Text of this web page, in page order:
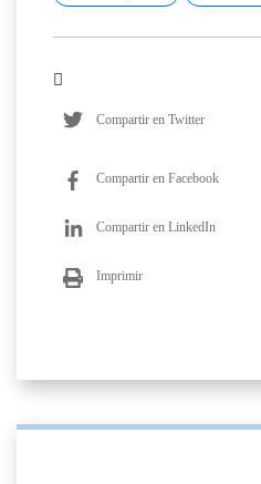
Compartir en Twitter
Compartir en Facebook
Compartir en LinkedIn
Imprimir